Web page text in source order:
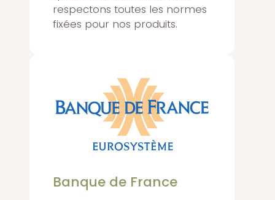
respectons toutes les normes
fixées pour nos produits.
Banque de France